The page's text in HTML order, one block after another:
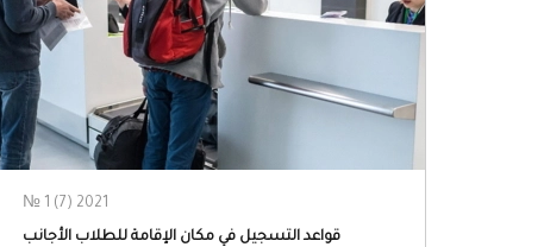
№ 1 (7) 2021
قواعد التسجيل في مكان الإقامة للطلاب الأجانب